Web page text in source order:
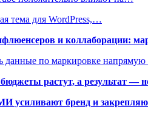
тема для WordPress,…
и коллаборации:
данные по маркировке напрямую
растут, а результат —
усиливают бренд и